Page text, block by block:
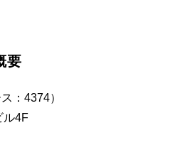
要
：4374）
ル4F